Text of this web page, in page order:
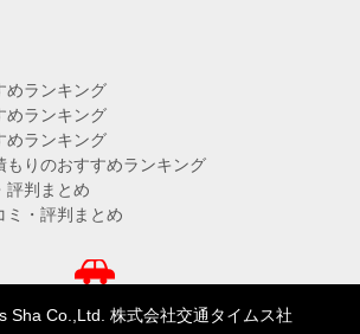
めランキング
めランキング
めランキング
もりのおすすめランキング
評判まとめ
ミ・評判まとめ
Sha Co.,Ltd. 株式会社交通タイムス社